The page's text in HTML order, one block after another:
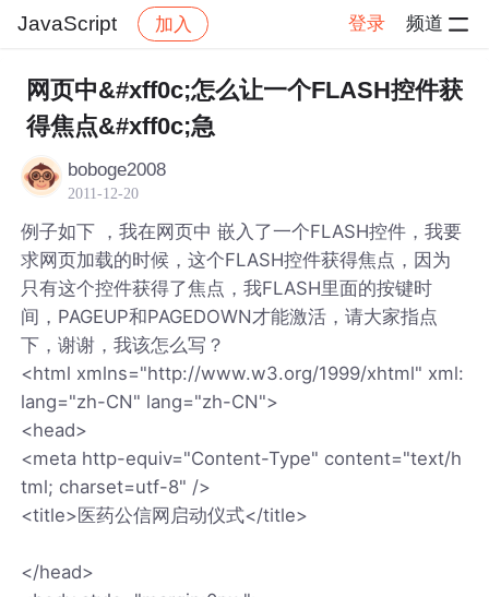
JavaScript 加入 登录 频道
社区 JavaScript 帖子详情
网页中&#xff0c;怎么让一个FLASH控件获
得焦点&#xff0c;急
boboge2008
2011-12-20
例子如下 ，我在网页中 嵌入了一个FLASH控件，我要
求网页加载的时候，这个FLASH控件获得焦点，因为
只有这个控件获得了焦点，我FLASH里面的按键时
间，PAGEUP和PAGEDOWN才能激活，请大家指点
下，谢谢，我该怎么写？
<html xmlns="http://www.w3.org/1999/xhtml" xml:
lang="zh-CN" lang="zh-CN">
<head>
<meta http-equiv="Content-Type" content="text/h
tml; charset=utf-8" />
<title>医药公信网启动仪式</title>
</head>